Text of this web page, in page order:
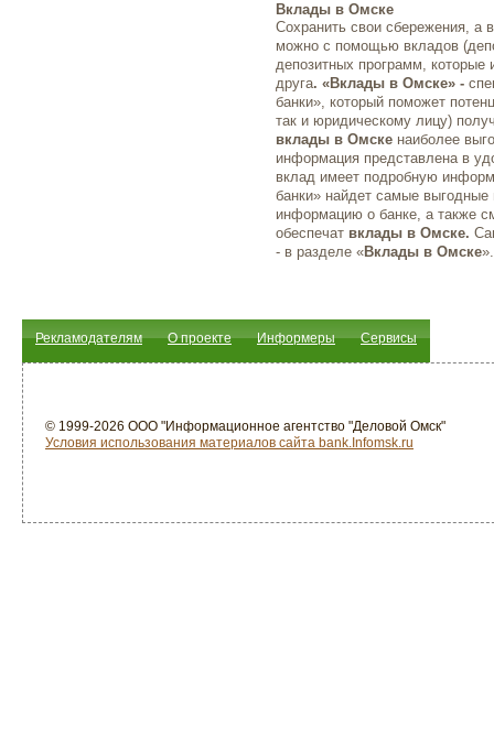
Вклады в Омске
Сохранить свои сбережения, а
можно с помощью вкладов
депозитных программ,
друга. «Вклады в Омске» -
банки», который поможет
так и юридическому лицу)
вклады в Омске наиболее
информация представлена в
вклад имеет подробную
банки» найдет самые выгодные
информацию о банке, а также
обеспечат вклады в Омске.
- в разделе «Вклады в Омске».
Рекламодателям О проекте Информеры Сервисы
© 1999-2026 ООО "Информационное агентство "Деловой Омск"
Условия использования материалов сайта bank.Infomsk.ru